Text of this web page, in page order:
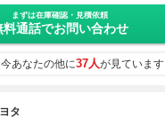
まずは在庫確認・見積依頼
料通話でお問い合わせ
今あなたの他に37人が見ています
タ